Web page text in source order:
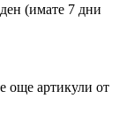
(имате 7 дни
още артикули от